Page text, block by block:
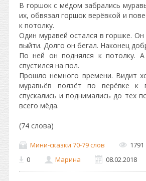
В горшок с мёдом забрались
их, обвязал горшок верёвкой и
к потолку.
Один муравей остался в горшке. Он
выйти. Долго он бегал. Наконец
По ней он поднялся к потолку.
спустился на пол.
Прошло немного времени. Видит
муравьёв ползёт по верёвке к
спускались и поднимались до тех
всего мёда.
(74 слова)
Мини-сказки 70-79 слов
1791
0
Марина 08.02.2018